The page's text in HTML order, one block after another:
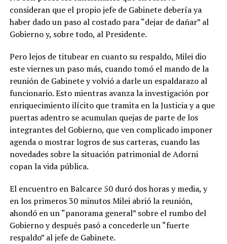
consideran que el propio jefe de Gabinete debería ya
haber dado un paso al costado para “dejar de dañar” al
Gobierno y, sobre todo, al Presidente.
Pero lejos de titubear en cuanto su respaldo, Milei dio
este viernes un paso más, cuando tomó el mando de la
reunión de Gabinete y volvió a darle un espaldarazo al
funcionario. Esto mientras avanza la investigación por
enriquecimiento ilícito que tramita en la Justicia y a que
puertas adentro se acumulan quejas de parte de los
integrantes del Gobierno, que ven complicado imponer
agenda o mostrar logros de sus carteras, cuando las
novedades sobre la situación patrimonial de Adorni
copan la vida pública.
El encuentro en Balcarce 50 duró dos horas y media, y
en los primeros 30 minutos Milei abrió la reunión,
ahondó en un “panorama general” sobre el rumbo del
Gobierno y después pasó a concederle un “fuerte
respaldo” al jefe de Gabinete.